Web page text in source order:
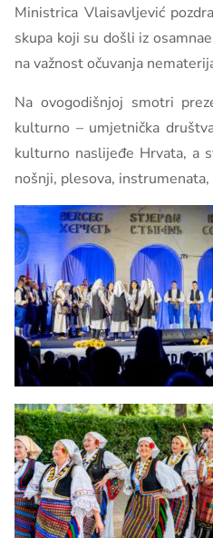
Ministrica Vlaisavljević
skupa koji su došli iz
na važnost očuvanja
Na ovogodišnjoj smotri
kulturno – umjetnička
kulturno naslijeđe Hrvata, a
nošnji, plesova, instrumenata,